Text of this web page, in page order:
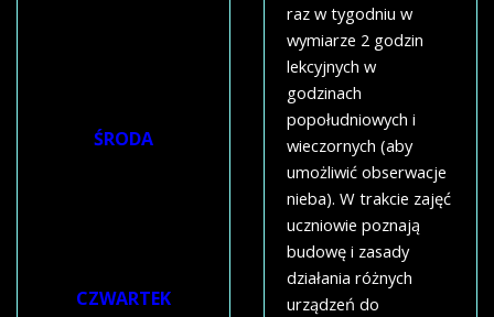
ŚRODA
CZWARTEK
raz w tygodniu w
wymiarze 2 godzin
lekcyjnych w
godzinach
popołudniowych i
wieczornych (aby
umożliwić obserwacje
nieba). W trakcie zajęć
uczniowie poznają
budowę i zasady
działania różnych
urządzeń do